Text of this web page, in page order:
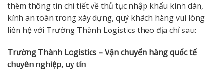
thêm thông tin chi tiết về thủ tục nhập khẩu kính dán,
kính an toàn trong xây dựng, quý khách hàng vui lòng
liên hệ với Trường Thành Logistics theo địa chỉ sau:
Trường Thành Logistics – Vận chuyển hàng quốc tế
chuyên nghiệp, uy tín